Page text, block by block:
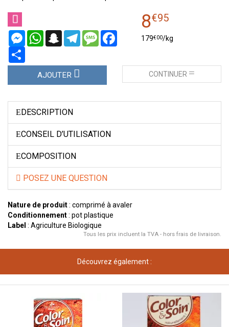
MessengerWhatsAppSnapchatTelegramMessageFacebook
8€95
179€00/kg
AJOUTER CONTINUER
DESCRIPTION
CONSEIL D’UTILISATION
COMPOSITION
POSEZ UNE QUESTION
Nature de produit: comprimé à avaler
Conditionnement: pot plastique
Label : Agriculture Biologique
Tous les prix incluent la TVA - hors frais de livraison.
Découvrez également :